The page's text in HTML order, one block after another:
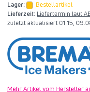
Lager:
Bestellartikel
Lieferzeit: Liefertermin laut
zuletzt aktualisiert 01:15,
Mehr Artikel vom Hersteller